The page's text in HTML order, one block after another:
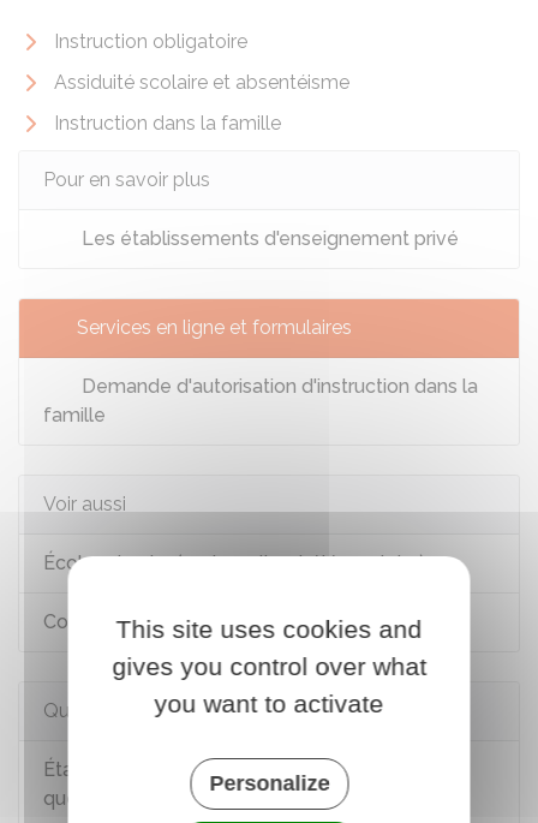
Instruction obligatoire
Assiduité scolaire et absentéisme
Instruction dans la famille
Pour en savoir plus
Les établissements d'enseignement privé
Services en ligne et formulaires
Demande d'autorisation d'instruction dans la
famille
Voir aussi
École primaire (maternelle et élémentaire)
Collège et lycée
Questions ? Réponses !
Établissement scolaire privé "hors contrat" :
quelles sont les règles ?
This site uses cookies and
gives you control over what
you want to activate
Personalize